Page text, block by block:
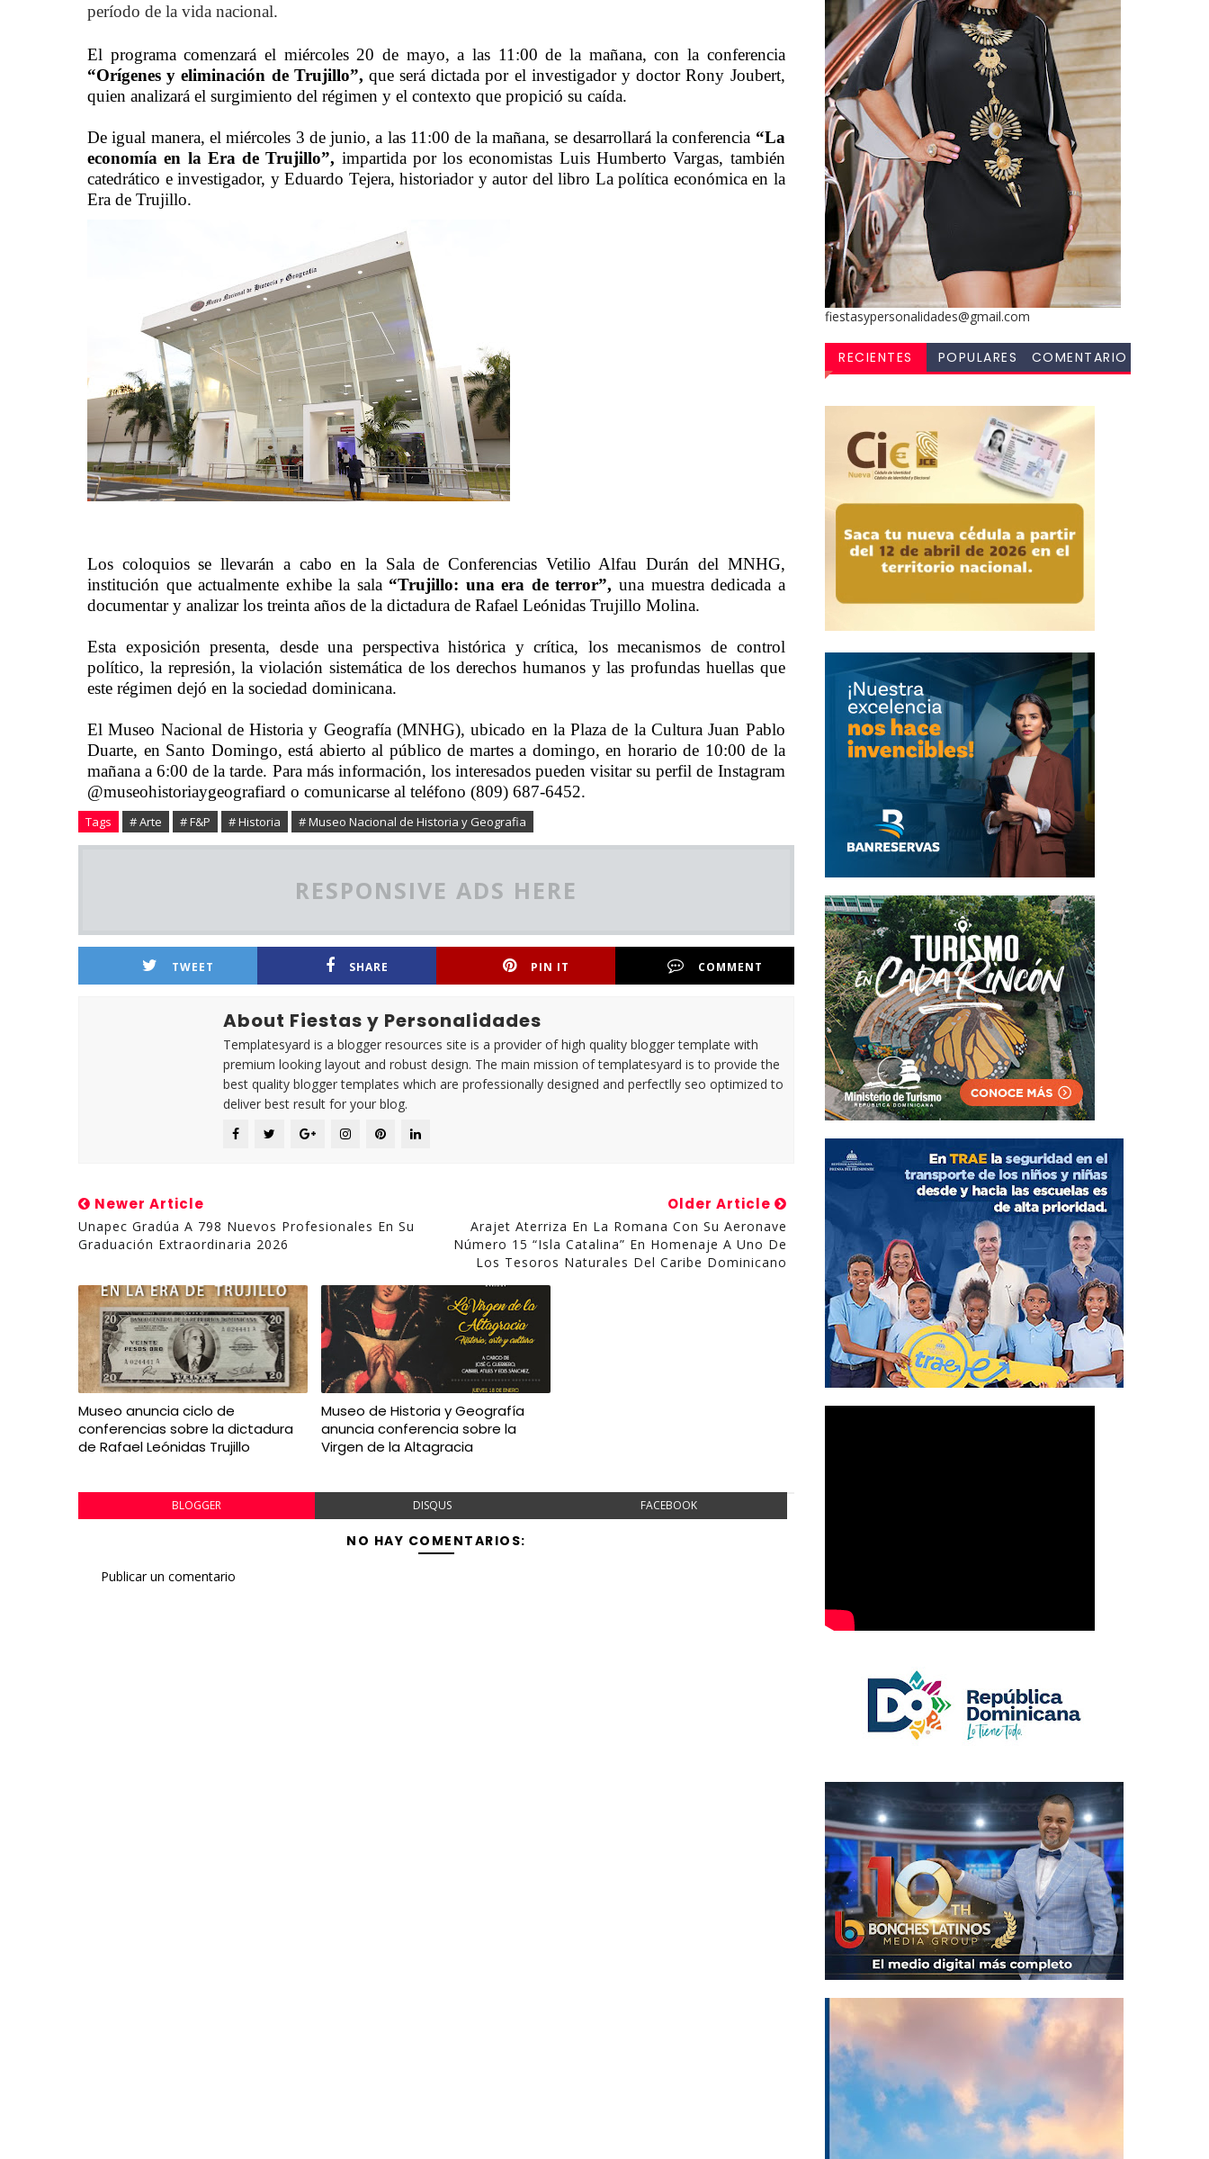
período de la vida nacional.
El programa comenzará el miércoles 20 de mayo, a las 11:00 de la mañana, con la conferencia
“Orígenes y eliminación de Trujillo”, que será dictada por el investigador y doctor Rony Joubert,
quien analizará el surgimiento del régimen y el contexto que propició su caída.
De igual manera, el miércoles 3 de junio, a las 11:00 de la mañana, se desarrollará la conferencia “La
economía en la Era de Trujillo”, impartida por los economistas Luis Humberto Vargas, también
catedrático e investigador, y Eduardo Tejera, historiador y autor del libro La política económica en la
Era de Trujillo.
Los coloquios se llevarán a cabo en la Sala de Conferencias Vetilio Alfau Durán del MNHG,
institución que actualmente exhibe la sala “Trujillo: una era de terror”, una muestra dedicada a
documentar y analizar los treinta años de la dictadura de Rafael Leónidas Trujillo Molina.
Esta exposición presenta, desde una perspectiva histórica y crítica, los mecanismos de control
político, la represión, la violación sistemática de los derechos humanos y las profundas huellas que
este régimen dejó en la sociedad dominicana.
El Museo Nacional de Historia y Geografía (MNHG), ubicado en la Plaza de la Cultura Juan Pablo
Duarte, en Santo Domingo, está abierto al público de martes a domingo, en horario de 10:00 de la
mañana a 6:00 de la tarde. Para más información, los interesados pueden visitar su perfil de Instagram
@museohistoriaygeografiard o comunicarse al teléfono (809) 687-6452.
Tags # Arte # F&P # Historia # Museo Nacional de Historia y Geografia
RESPONSIVE ADS HERE
TWEET SHARE PIN IT COMMENT
About Fiestas y Personalidades
Templatesyard is a blogger resources site is a provider of high quality blogger template with
premium looking layout and robust design. The main mission of templatesyard is to provide the
best quality blogger templates which are professionally designed and perfectlly seo optimized to
deliver best result for your blog.
Newer Article
Unapec Gradúa A 798 Nuevos Profesionales En Su
Graduación Extraordinaria 2026
Older Article
Arajet Aterriza En La Romana Con Su Aeronave
Número 15 “Isla Catalina” En Homenaje A Uno De
Los Tesoros Naturales Del Caribe Dominicano
Museo anuncia ciclo de
conferencias sobre la dictadura
de Rafael Leónidas Trujillo
Museo de Historia y Geografía
anuncia conferencia sobre la
Virgen de la Altagracia
BLOGGER DISQUS FACEBOOK
NO HAY COMENTARIOS:
Publicar un comentario
fiestasypersonalidades@gmail.com
RECIENTES POPULARES
COMENTARIO